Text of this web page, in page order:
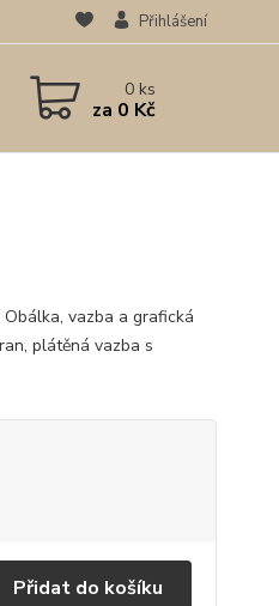
Přihlášení
0ks
za 0 Kč
vazba a grafická
plátěná vazba s
Přidat do košíku